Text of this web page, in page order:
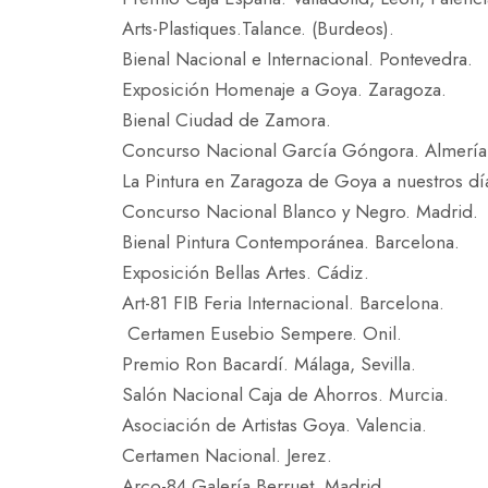
Arts-Plastiques.Talance. (Burdeos).
Bienal Nacional e Internacional. Pontevedra.
Exposición Homenaje a Goya. Zaragoza.
Bienal Ciudad de Zamora.
Concurso Nacional García Góngora.
La Pintura en Zaragoza de Goya a nuestros
Concurso Nacional Blanco y Negro. Madrid.
Bienal Pintura Contemporánea. Barcelona.
Exposición Bellas Artes. Cádiz.
Art-81 FIB Feria Internacional. Barcelona.
Certamen Eusebio Sempere. Onil.
Premio Ron Bacardí. Málaga, Sevilla.
Salón Nacional Caja de Ahorros. Murcia.
Asociación de Artistas Goya. Valencia.
Certamen Nacional. Jerez.